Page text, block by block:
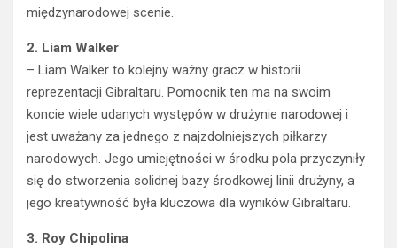
międzynarodowej scenie.
2. Liam Walker
– Liam Walker to kolejny ważny gracz w historii
reprezentacji Gibraltaru. Pomocnik ten ma na swoim
koncie wiele udanych występów w drużynie narodowej i
jest uważany za jednego z najzdolniejszych piłkarzy
narodowych. Jego umiejętności w środku pola przyczyniły
się do stworzenia solidnej bazy środkowej linii drużyny, a
jego kreatywność była kluczowa dla wyników Gibraltaru.
3. Roy Chipolina